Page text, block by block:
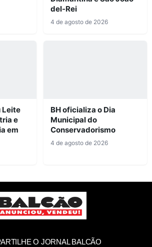
del-Rei
4 de agosto de 2026
Leite
e
em
BH oficializa o Dia
Municipal do
Conservadorismo
4 de agosto de 2026
O JORNAL BALCÃO